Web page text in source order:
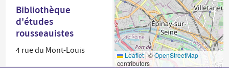
Bibliothèque
d'études
rousseauistes
4 rue du Mont-Louis Leaflet|©OpenStreetMap
contributors